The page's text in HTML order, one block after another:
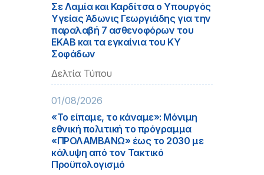
Σε Λαμία και Καρδίτσα ο Υπουργός
Υγείας Άδωνις Γεωργιάδης για την
παραλαβή 7 ασθενοφόρων του
ΕΚΑΒ και τα εγκαίνια του ΚΥ
Σοφάδων
Δελτία Τύπου
01/08/2026
«Το είπαμε, το κάναμε»: Μόνιμη
εθνική πολιτική το πρόγραμμα
«ΠΡΟΛΑΜΒΑΝΩ» έως το 2030 με
κάλυψη από τον Τακτικό
Προϋπολογισμό